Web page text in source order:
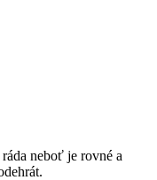
neboť je rovné a